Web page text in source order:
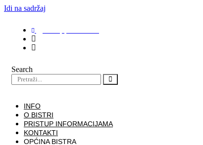
Idi na sadržaj
Search
INFO
O BISTRI
PRISTUP INFORMACIJAMA
KONTAKTI
OPĆINA BISTRA